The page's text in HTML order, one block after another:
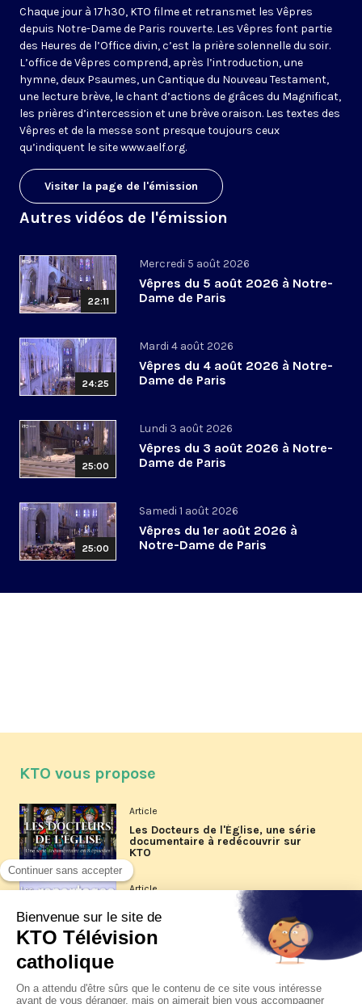
Chaque jour à 17h30, KTO filme et retransmet les Vêpres
depuis Notre-Dame de Paris rouverte. Les Vêpres font partie
des Heures de l’Office divin, c’est la prière solennelle du soir.
L’office de Vêpres comprend, après l’introduction, une
hymne, deux Psaumes, un Cantique du Nouveau Testament,
une lecture brève, le chant d’actions de grâces du Magnificat,
les prières d’intercession et une brève oraison. Les textes des
Vêpres et de la messe sont presque toujours ceux
qu’indiquent le sitewww.aelf.org.
Visiter la page de l'émission
Autres vidéos de l'émission
22:11
Mercredi 5 août 2026
Vêpres du 5 août 2026 à Notre-
Dame de Paris
24:25
Mardi 4 août 2026
Vêpres du 4 août 2026 à Notre-
Dame de Paris
25:00
Lundi 3 août 2026
Vêpres du 3 août 2026 à Notre-
Dame de Paris
25:00
Samedi 1 août 2026
Vêpres du 1er août 2026 à
Notre-Dame de Paris
KTO vous propose
Article
Les Docteurs de l'Église, une série
documentaire à redécouvrir sur
KTO
Article
Les reportages d'été 2026 de KTO
La visite pastorale du pape Léon
XIV à Assise à suivre sur KTO le